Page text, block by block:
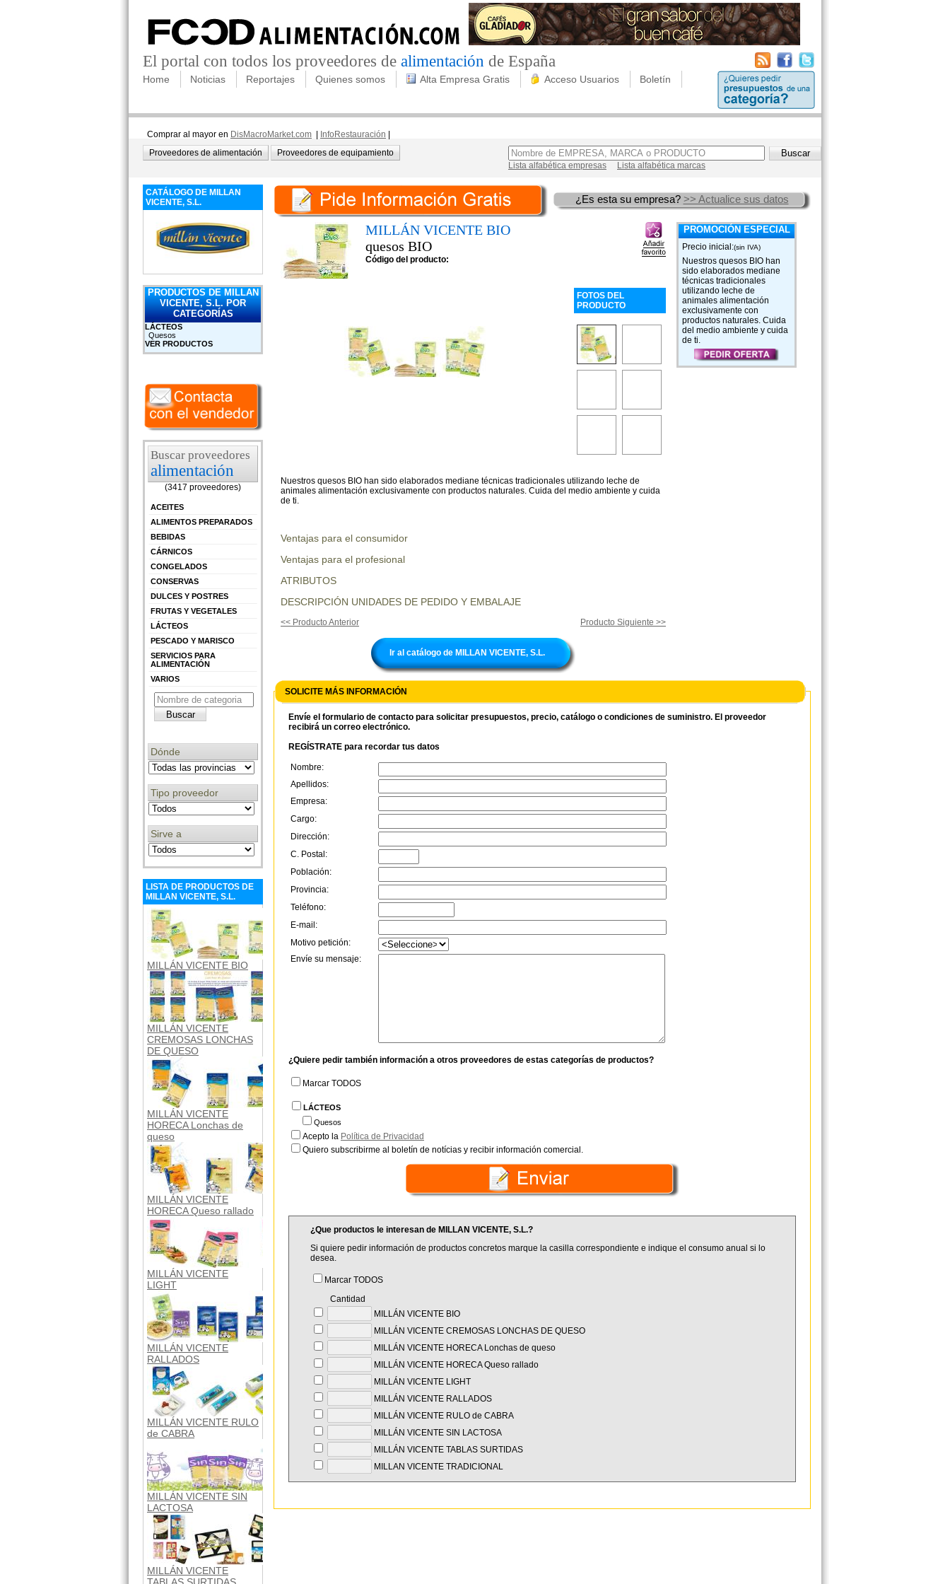
El portal con todos los proveedores de alimentación de España
Home Noticias Reportajes Quienes somos Alta Empresa Gratis Acceso Usuarios Boletín
Comprar al mayor en DisMacroMarket.com InfoRestauración
Proveedores de alimentación
Proveedores de equipamiento
Lista alfabética empresas
Lista alfabética marcas
CATÁLOGO DE MILLAN
VICENTE, S.L.
PRODUCTOS DE MILLAN
VICENTE, S.L. POR
CATEGORÍAS
LÁCTEOS
Quesos
VER PRODUCTOS
Buscar proveedores
alimentación
(3417 proveedores)
ACEITES
ALIMENTOS PREPARADOS
BEBIDAS
CÁRNICOS
CONGELADOS
CONSERVAS
DULCES Y POSTRES
FRUTAS Y VEGETALES
LÁCTEOS
PESCADO Y MARISCO
SERVICIOS PARA
ALIMENTACIÓN
VARIOS
Dónde
Tipo proveedor
Sirve a
LISTA DE PRODUCTOS DE
MILLAN VICENTE, S.L.
MILLÁN VICENTE BIO
MILLÁN VICENTE
CREMOSAS LONCHAS
DE QUESO
MILLÁN VICENTE
HORECA Lonchas de
queso
MILLÁN VICENTE
HORECA Queso rallado
MILLÁN VICENTE
LIGHT
MILLÁN VICENTE
RALLADOS
MILLÁN VICENTE RULO
de CABRA
MILLÁN VICENTE SIN
LACTOSA
MILLÁN VICENTE
¿Es esta su empresa? >> Actualice sus datos
MILLÁN VICENTE BIO
quesos BIO
Código del producto:
FOTOS DEL
PRODUCTO
Nuestros quesos BIO han sido elaborados mediane técnicas tradicionales utilizando leche de
animales alimentación exclusivamente con productos naturales. Cuida del medio ambiente y cuida
de ti.
Ventajas para el consumidor
Ventajas para el profesional
ATRIBUTOS
DESCRIPCIÓN UNIDADES DE PEDIDO Y EMBALAJE
<< Producto Anterior Producto Siguiente >>
Ir al catálogo de MILLAN VICENTE, S.L.
PROMOCIÓN ESPECIAL
Precio inicial:(sin IVA)
Nuestros quesos BIO han
sido elaborados mediane
técnicas tradicionales
utilizando leche de
animales alimentación
exclusivamente con
productos naturales. Cuida
del medio ambiente y cuida
de ti.
SOLICITE MÁS INFORMACIÓN
Envíe el formulario de contacto para solicitar presupuestos, precio, catálogo o condiciones de suministro. El proveedor
recibirá un correo electrónico.
REGÍSTRATE para recordar tus datos
Nombre:
Apellidos:
Empresa:
Cargo:
Dirección:
C. Postal:
Población:
Provincia:
Teléfono:
E-mail:
Motivo petición:
Envíe su mensaje:
¿Quiere pedir también información a otros proveedores de estas categorías de productos?
Marcar TODOS
LÁCTEOS
Quesos
Acepto la Política de Privacidad
Quiero subscribirme al boletín de notícias y recibir información comercial.
¿Que productos le interesan de MILLAN VICENTE, S.L.?
Si quiere pedir información de productos concretos marque la casilla correspondiente e indique el consumo anual si lo
desea.
Marcar TODOS
Cantidad
MILLÁN VICENTE BIO
MILLÁN VICENTE CREMOSAS LONCHAS DE QUESO
MILLÁN VICENTE HORECA Lonchas de queso
MILLÁN VICENTE HORECA Queso rallado
MILLÁN VICENTE LIGHT
MILLÁN VICENTE RALLADOS
MILLÁN VICENTE RULO de CABRA
MILLÁN VICENTE SIN LACTOSA
MILLÁN VICENTE TABLAS SURTIDAS
MILLAN VICENTE TRADICIONAL